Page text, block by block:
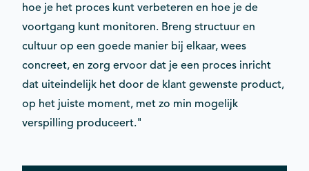
hoe je het proces kunt verbeteren en hoe je de
voortgang kunt monitoren. Breng structuur en
cultuur op een goede manier bij elkaar, wees
concreet, en zorg ervoor dat je een proces inricht
dat uiteindelijk het door de klant gewenste product,
op het juiste moment, met zo min mogelijk
verspilling produceert."